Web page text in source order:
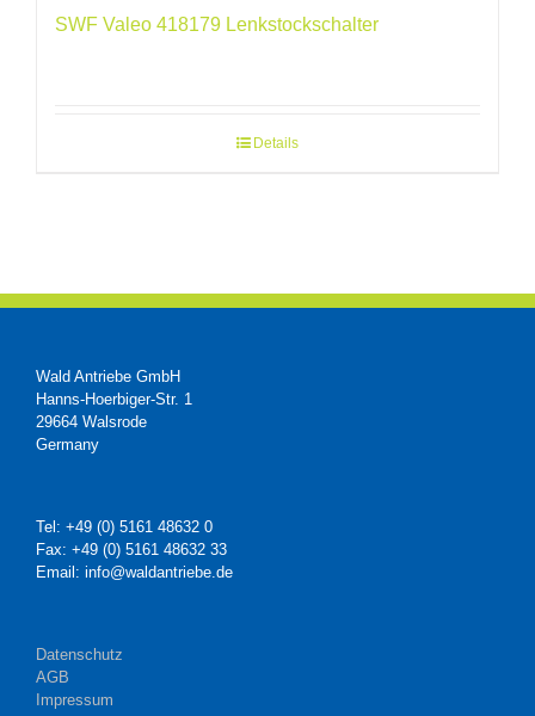
SWF Valeo 418179 Lenkstockschalter
Details
Wald Antriebe GmbH
Hanns-Hoerbiger-Str. 1
29664 Walsrode
Germany
Tel: +49 (0) 5161 48632 0
Fax: +49 (0) 5161 48632 33
Email: info@waldantriebe.de
Datenschutz
AGB
Impressum